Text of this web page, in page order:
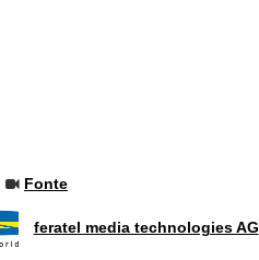
Fonte
feratel media technologies AG